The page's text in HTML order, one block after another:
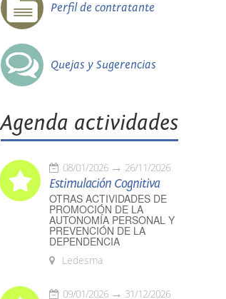
Perfil de contratante
Quejas y Sugerencias
Agenda actividades
08/01/2026 26/11/2026
Estimulación Cognitiva
OTRAS ACTIVIDADES DE
PROMOCIÓN DE LA
AUTONOMÍA PERSONAL Y
PREVENCIÓN DE LA
DEPENDENCIA
Ledesma
09/01/2026 31/12/2026